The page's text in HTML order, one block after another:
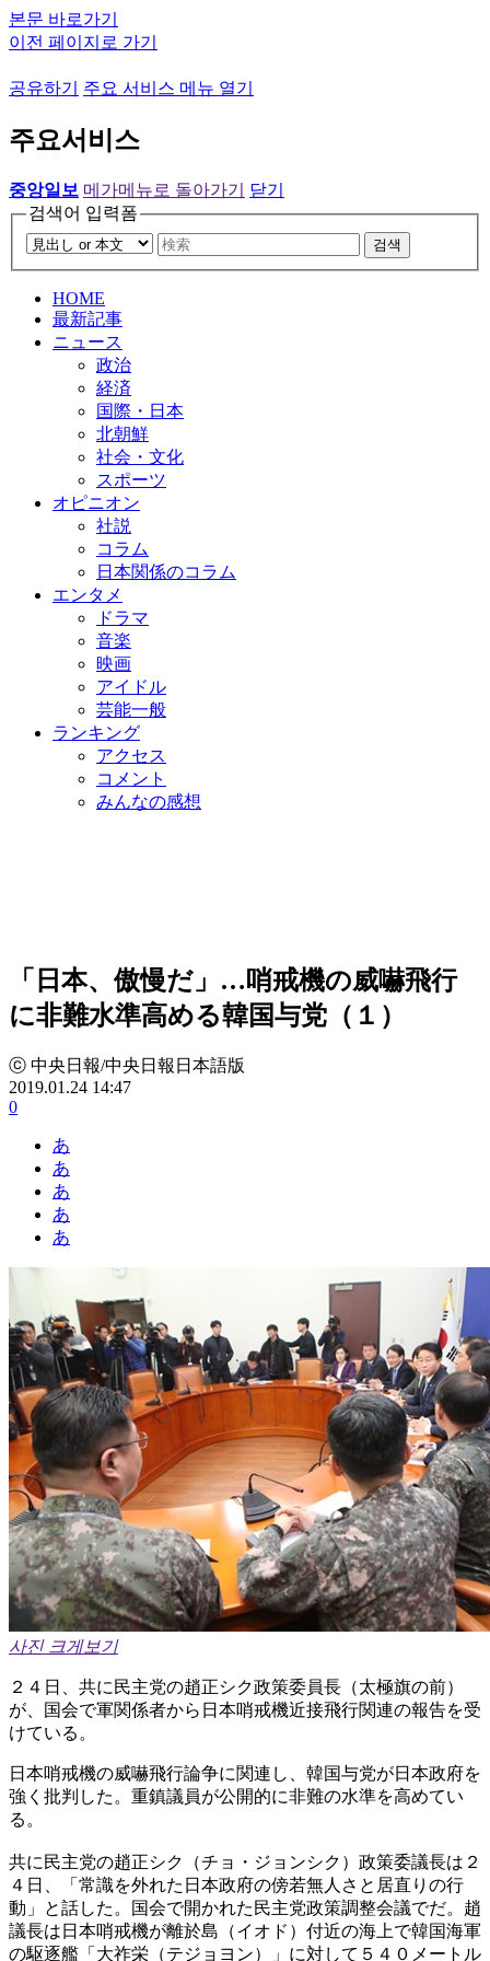
본문 바로가기
이전 페이지로 가기
공유하기 주요 서비스 메뉴 열기
주요서비스
중앙일보 메가메뉴로 돌아가기
닫기
검색어 입력폼
검색
HOME
最新記事
ニュース
政治
経済
国際・日本
北朝鮮
社会・文化
スポーツ
オピニオン
社説
コラム
日本関係のコラム
エンタメ
ドラマ
音楽
映画
アイドル
芸能一般
ランキング
アクセス
コメント
みんなの感想
「日本、傲慢だ」…哨戒機の威嚇飛行
に非難水準高める韓国与党（１）
ⓒ 中央日報/中央日報日本語版
2019.01.24 14:47
0
あ
あ
あ
あ
あ
사진 크게보기
２４日、共に民主党の趙正シク政策委員長（太極旗の前）
が、国会で軍関係者から日本哨戒機近接飛行関連の報告を受
けている。
日本哨戒機の威嚇飛行論争に関連し、韓国与党が日本政府を
強く批判した。重鎮議員が公開的に非難の水準を高めてい
る。
共に民主党の趙正シク（チョ・ジョンシク）政策委議長は２
４日、「常識を外れた日本政府の傍若無人さと居直りの行
動」と話した。国会で開かれた民主党政策調整会議でだ。趙
議長は日本哨戒機が離於島（イオド）付近の海上で韓国海軍
の駆逐艦「大祚栄（テジョヨン）」に対して５４０メートル